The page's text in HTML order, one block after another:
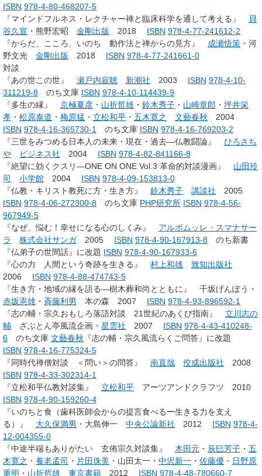
ISBN 978-4-80-468207-5
『マインドフルネス・レクチャー禅と臨床科学を通して考える』
貝
谷久宣 ・熊野宏昭 金剛出版 2018 ISBN 978-4-77-241612-2
『からだ、こころ、いのち 動作法と禅からの見方』 成瀬悟策 ・河
野文光 金剛出版 2018 ISBN 978-4-77-241661-0
対談
『あの世この世』 瀬戸内寂聴 新潮社 2003 ISBN 978-4-10-
311219-8 のち文庫 ISBN 978-4-10-114439-9
『多生の縁』 京極夏彦 ・ 山折哲雄 ・ 鈴木秀子 ・ 山崎章郎 ・ 坪井栄
孝 ・ 松原泰道 ・ 梅原猛 ・ 立松和平 ・ 五木寛之 文藝春秋 2004
ISBN 978-4-16-365730-1 のち文庫 ISBN 978-4-16-769203-2
『三世をみつめる日本人の未来・現在・過去―仏教闘論』 ひろさち
や
ビジネス社 2004 ISBN 978-4-82-841166-8
『絶望に効くクスリ―ONE ON ONE Vol.3 革命的対談漫画』 山田玲
司
小学館 2004 ISBN 978-4-09-153813-0
『仏教・キリスト教死に方・生き方』 鈴木秀子 講談社 2005
ISBN 978-4-06-272300-8 のち文庫 PHP研究所 ISBN 978-4-56-
967949-5
『なぜ、悩む！幸せになる心のしくみ』 アルボムッレ・スマナサー
ラ
株式会社サンガ2005 ISBN 978-4-90-167913-8 のち新書
『仏弟子の世間話』に改題 ISBN 978-4-90-167933-6
『心の力 人間という奇跡を生きる』 村上和雄
致知出版社
2006 ISBN 978-4-88-474743-5
『生き方・地域の縁を語る―樹木葬和尚とともに』 千坂げんぽう・
赤坂憲雄 ・ 斉藤利男 本の森 2007 ISBN 978-4-93-896592-1
『志の輔・宗久おもしろ落語対談 21世紀のあくび指南』 立川志の
輔 ざぶとん亭風流企画・ 星雲社 2007 ISBN 978-4-43-410248-
6 のち文庫 文藝春秋 『志の輔・宗久風流らくご問答』に改題
ISBN 978-4-16-775324-5
『同時代禅僧対談 ＜問い＞の問答』 南直哉 佼成出版社 2008
ISBN 978-4-33-302314-1
『立松和平仏教対談集』 立松和平 アーツアンドクラフツ 2010
ISBN 978-4-90-159260-4
『いのちと食（歯科医師会からの提言食べるー生きる力を支え
る）』 大久保満男 ・大島伸一 中央公論新社 2012 ISBN 978-4-
12-004355-0
『中途半端もありがたい 玄侑宗久対談集』 木田元 ・ 辰巳芳子 ・ 五
木寛之 ・ 養老孟司 ・ 片田珠美 ・山田太一・ 中沢新一 ・ 佐藤優 ・ 日野原
重明 ・ 山折哲雄 東京書籍 2012 ISBN 978-4-48-780660-7